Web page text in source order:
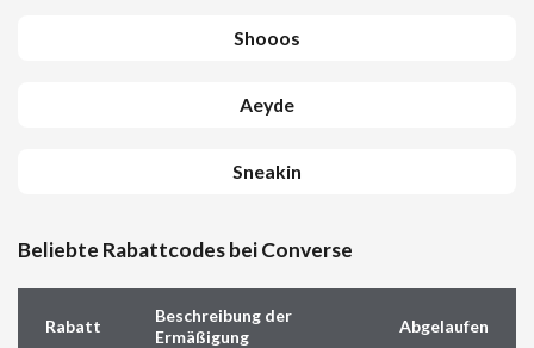
Shooos
Aeyde
Sneakin
Beliebte Rabattcodes bei Converse
Rabatt
Beschreibung der
Ermäßigung
Abgelaufen